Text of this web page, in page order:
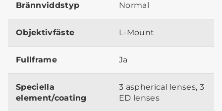
Brännviddstyp Normal
Objektivfäste L-Mount
Fullframe Ja
Speciella
element/coating
3 aspherical lenses, 3
ED lenses